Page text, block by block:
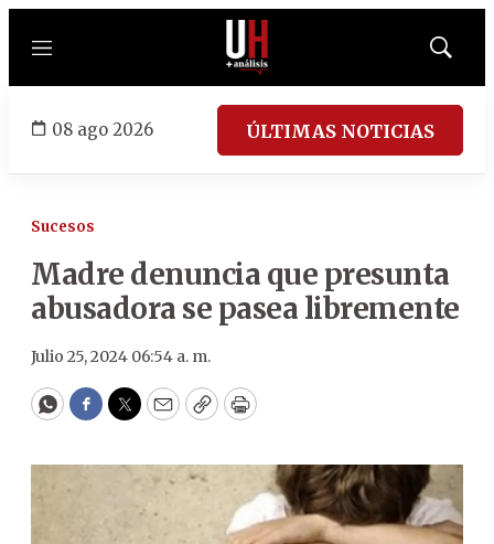
Menú
Mostrar
08 ago 2026 ÚLTIMAS NOTICIAS
Sucesos
Madre denuncia que presunta
abusadora se pasea libremente
Julio 25, 2024 06:54 a. m.
WhatsApp
Facebook
Twitter
EmailCopyPrint